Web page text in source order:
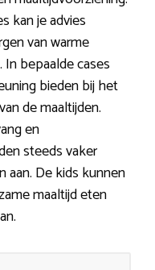
kan je advies
van warme
bepaalde cases
bieden bij het
de maaltijden.
en
steeds vaker
aan. De kids kunnen
maaltijd eten